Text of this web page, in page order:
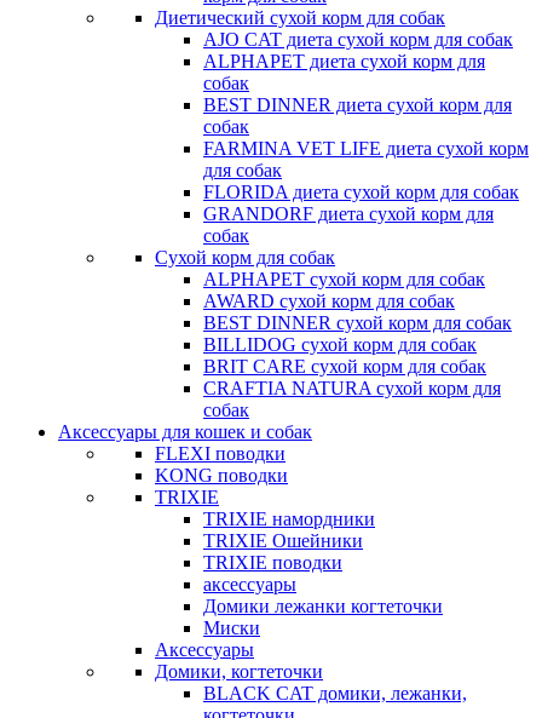
Диетический сухой корм для собак
AJO CAT диета сухой корм для собак
ALPHAPET диета сухой корм для
собак
BEST DINNER диета сухой корм для
собак
FARMINA VET LIFE диета сухой корм
для собак
FLORIDA диета сухой корм для собак
GRANDORF диета сухой корм для
собак
Сухой корм для собак
ALPHAPET сухой корм для собак
AWARD сухой корм для собак
BEST DINNER сухой корм для собак
BILLIDOG cухой корм для собак
BRIT CARE сухой корм для собак
CRAFTIA NATURA сухой корм для
собак
Аксессуары для кошек и собак
FLEXI поводки
KONG поводки
TRIXIE
TRIXIE намордники
TRIXIE Ошейники
TRIXIE поводки
аксессуары
Домики лежанки когтеточки
Миски
Аксессуары
Домики, когтеточки
BLACK CAT домики, лежанки,